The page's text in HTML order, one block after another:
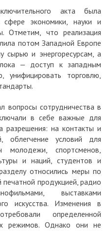
акта была
сфере экономики, науки и
Отметим, что реализация
потом Западной Европе
сырью и энергоресурсам, а
— доступ к западным
унифицировать торговлю,
вопросы сотрудничества в
в себе важные для
разрешения: на контакты и
облегчение условий для
молодежи, спортсменов,
и наций, студентов и
относились меры по
продукцией, радио
выставками
искусства. Изменения в
определенной
режимов. Однако они не